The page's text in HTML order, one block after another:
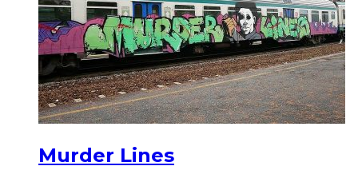
Murder Lines